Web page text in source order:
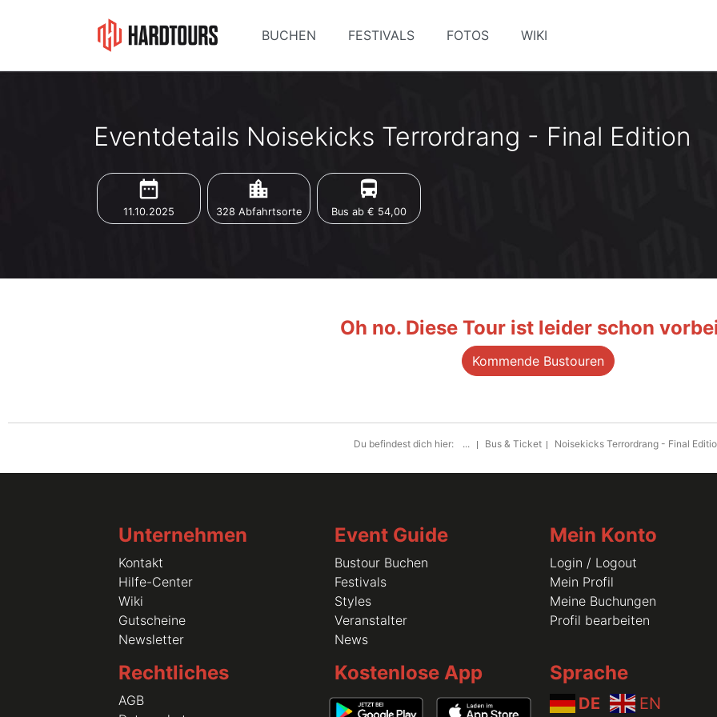
BUCHEN FESTIVALS FOTOS WIKI
Eventdetails Noisekicks Terrordrang - Final Edition
date_range
11.10.2025
location_city
328 Abfahrtsorte
directions_bus
Bus ab € 54,00
Oh no. Diese Tour ist leider schon
Kommende Bustouren
Du befindest dich hier: ... Bus & Ticket Noisekicks Terrordrang - Final
Unternehmen
Kontakt
Hilfe-Center
Wiki
Gutscheine
Newsletter
Event Guide
Bustour Buchen
Festivals
Styles
Veranstalter
News
Mein Konto
Login / Logout
Mein Profil
Meine Buchungen
Profil bearbeiten
Rechtliches
AGB
Kostenlose App Sprache
DE EN